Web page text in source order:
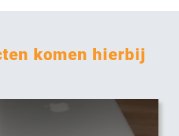
komen hierbij